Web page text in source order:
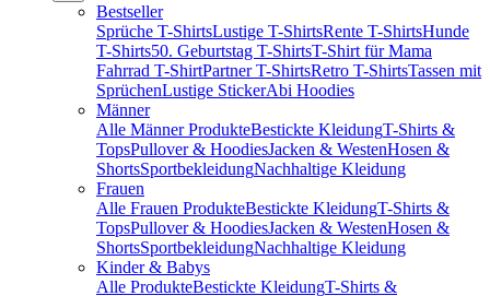
Bestseller
Sprüche T-ShirtsLustige T-ShirtsRente T-ShirtsHunde
T-Shirts50. Geburtstag T-ShirtsT-Shirt für Mama
Fahrrad T-ShirtPartner T-ShirtsRetro T-ShirtsTassen mit
SprüchenLustige StickerAbi Hoodies
Männer
Alle Männer ProdukteBestickte KleidungT-Shirts &
TopsPullover & HoodiesJacken & WestenHosen &
ShortsSportbekleidungNachhaltige Kleidung
Frauen
Alle Frauen ProdukteBestickte KleidungT-Shirts &
TopsPullover & HoodiesJacken & WestenHosen &
ShortsSportbekleidungNachhaltige Kleidung
Kinder & Babys
Alle ProdukteBestickte KleidungT-Shirts &